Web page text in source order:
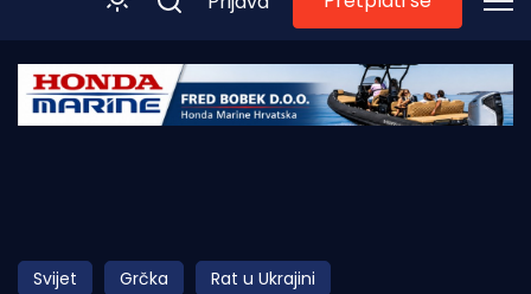
Početna
Obala
Svijet Grčka Rat u Ukrajini